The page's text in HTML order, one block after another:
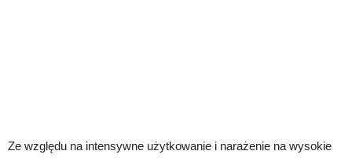
Ze względu na intensywne użytkowanie i narażenie na wysokie